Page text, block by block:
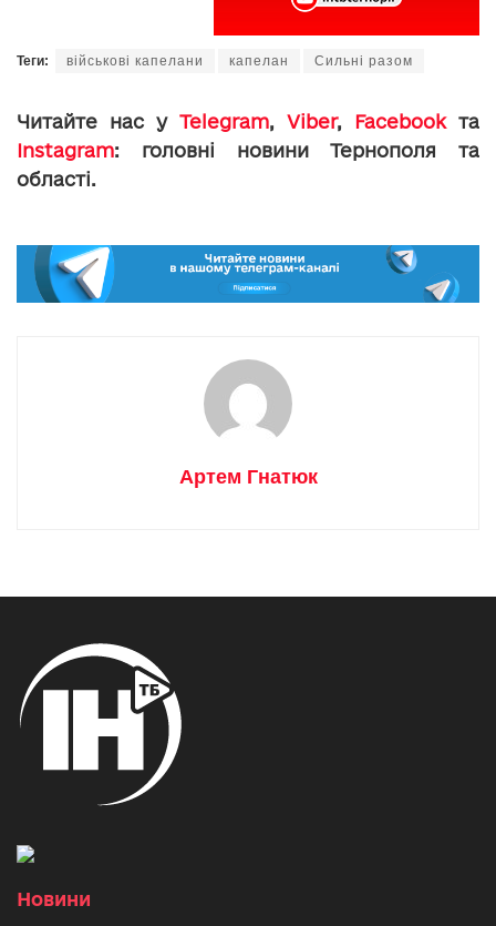
Теги: військові капелани капелан Сильні разом
Читайте нас у Telegram, Viber, Facebookта
Instagram: головні новини Тернополя та
області.
Артем Гнатюк
Новини